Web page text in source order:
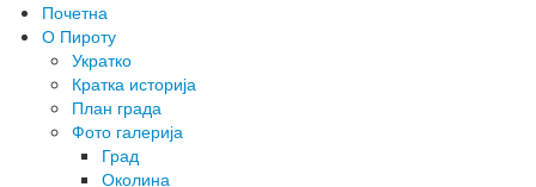
Почетна
О Пироту
Укратко
Кратка историја
План града
Фото галерија
Град
Околина